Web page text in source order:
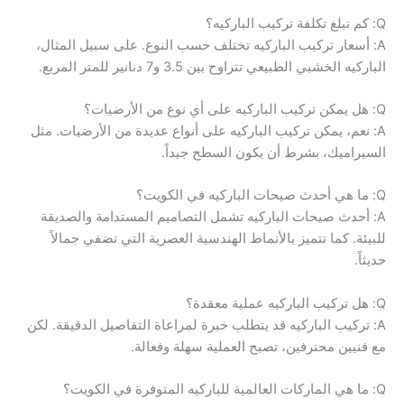
Q: كم تبلغ تكلفة تركيب الباركيه؟
A: أسعار تركيب الباركيه تختلف حسب النوع. على سبيل المثال،
الباركيه الخشبي الطبيعي تتراوح بين 3.5 و7 دنانير للمتر المربع.
Q: هل يمكن تركيب الباركيه على أي نوع من الأرضيات؟
A: نعم، يمكن تركيب الباركيه على أنواع عديدة من الأرضيات. مثل
السيراميك، بشرط أن يكون السطح جيداً.
Q: ما هي أحدث صيحات الباركيه في الكويت؟
A: أحدث صيحات الباركيه تشمل التصاميم المستدامة والصديقة
للبيئة. كما تتميز بالأنماط الهندسية العصرية التي تضفي جمالاً
حديثاً.
Q: هل تركيب الباركيه عملية معقدة؟
A: تركيب الباركيه قد يتطلب خبرة لمراعاة التفاصيل الدقيقة. لكن
مع فنيين محترفين، تصبح العملية سهلة وفعالة.
Q: ما هي الماركات العالمية للباركيه المتوفرة في الكويت؟